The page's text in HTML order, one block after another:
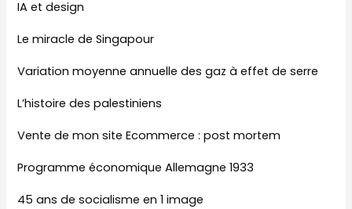
IA et design
Le miracle de Singapour
Variation moyenne annuelle des gaz à effet de serre
L’histoire des palestiniens
Vente de mon site Ecommerce : post mortem
Programme économique Allemagne 1933
45 ans de socialisme en 1 image